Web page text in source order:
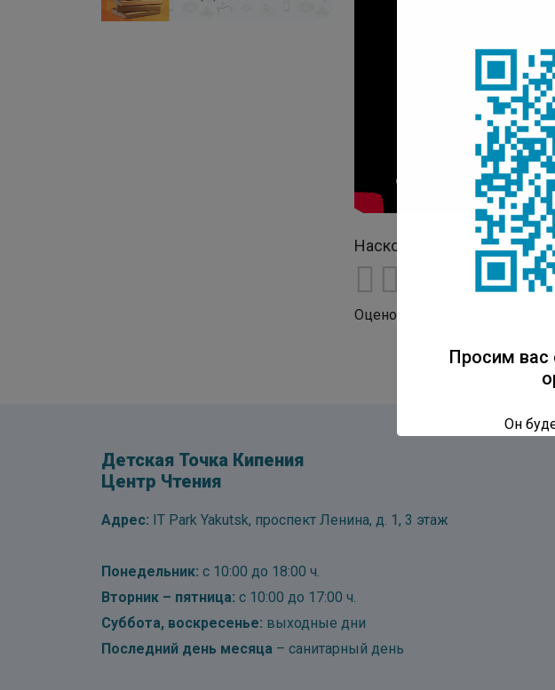
Насколько вам
Оценок пока нет. Поставьте
Детская Точка Кипения
Центр Чтения
Адрес: IT Park Yakutsk, проспект Ленина, д. 1, 3 этаж
Понедельник: с 10:00 до 18:00 ч.
Вторник – пятница: с 10:00 до 17:00 ч.
Суббота, воскресенье: выходные дни
Последний день месяца – санитарный день
Просим вас
Он